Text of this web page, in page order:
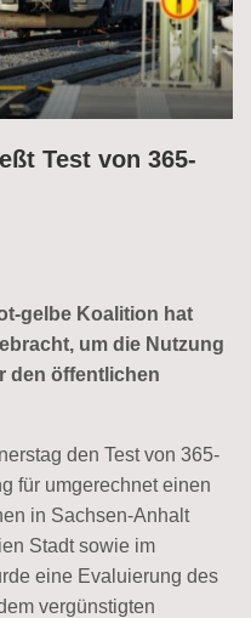
Test von 365-
gelbe Koalition hat
um die Nutzung
den öffentlichen
den Test von 365-
für umgerechnet einen
in Sachsen-Anhalt
Stadt sowie im
eine Evaluierung des
vergünstigten